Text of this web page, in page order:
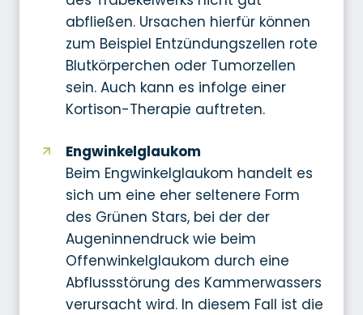
abfließen. Ursachen hierfür können
zum Beispiel Entzündungszellen rote
Blutkörperchen oder Tumorzellen
sein. Auch kann es infolge einer
Kortison-Therapie auftreten.
Engwinkelglaukom
Beim Engwinkelglaukom handelt es
sich um eine eher seltenere Form
des Grünen Stars, bei der der
Augeninnendruck wie beim
Offenwinkelglaukom durch eine
Abflussstörung des Kammerwassers
verursacht wird. In diesem Fall ist die